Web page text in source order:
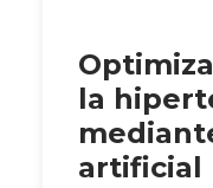
la
artificial